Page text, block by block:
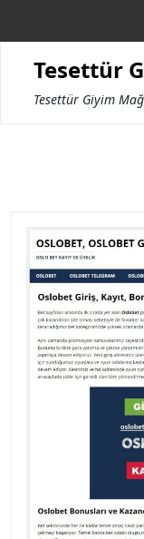
Tesettür
Tesettür Giyim